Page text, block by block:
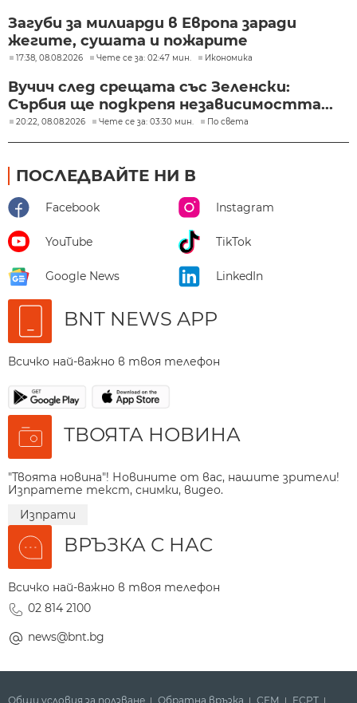
Загуби за милиарди в Европа заради
жегите, сушата и пожарите
17:38, 08.08.2026 Чете се за: 02:47 мин. Икономика
Вучич след срещата със Зеленски:
Сърбия ще подкрепя независимостта...
20:22, 08.08.2026 Чете се за: 03:30 мин. По света
ПОСЛЕДВАЙТЕ НИ В
Facebook Instagram
YouTube TikTok
Google News LinkedIn
BNT NEWS APP
Всичко най-важно в твоя телефон
ТВОЯТА НОВИНА
"Твоята новина"! Новините от вас, нашите зрители!
Изпратете текст, снимки, видео.
Изпрати
ВРЪЗКА С НАС
Всичко най-важно в твоя телефон
02 814 2100
news@bnt.bg
Общи условия за ползване Обратна връзка СЕМ ECPT